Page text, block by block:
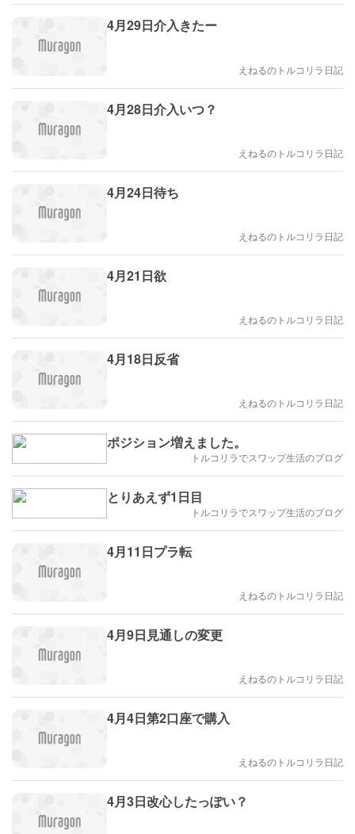
4月29日介入きたー
えねるのトルコリラ日記
4月28日介入いつ？
えねるのトルコリラ日記
4月24日待ち
えねるのトルコリラ日記
4月21日欲
えねるのトルコリラ日記
4月18日反省
えねるのトルコリラ日記
ポジション増えました。
トルコリラでスワップ生活のブログ
とりあえず1日目
トルコリラでスワップ生活のブログ
4月11日プラ転
えねるのトルコリラ日記
4月9日見通しの変更
えねるのトルコリラ日記
4月4日第2口座で購入
えねるのトルコリラ日記
4月3日改心したっぽい？